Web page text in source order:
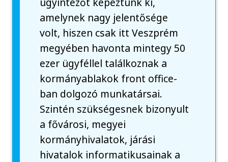
amelynek nagy jelentősége
volt, hiszen csak itt Veszprém
megyében havonta mintegy 50
ezer ügyféllel találkoznak a
kormányablakok front office-
ban dolgozó munkatársai.
Szintén szükségesnek bizonyult
a fővárosi, megyei
kormányhivalatok, járási
hivatalok informatikusainak a